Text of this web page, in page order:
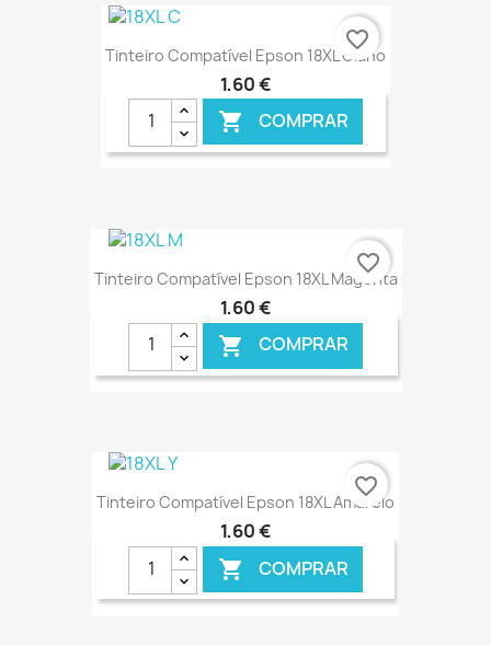
€ ONLINE
Tinteiro Compatível Epson 18XL Ciano
1,60 €
 COMPRAR
€ ONLINE
favorite_border
Tinteiro Compatível Epson 18XL Magenta
1,60 €
 COMPRAR
€ ONLINE
favorite_border
Tinteiro Compatível Epson 18XL Amarelo
1,60 €
 COMPRAR
favorite_border